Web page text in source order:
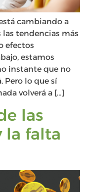
cambiando a
tendencias más
efectos
estamos
instante que no
Pero lo que sí
volverá a […]
las
la falta